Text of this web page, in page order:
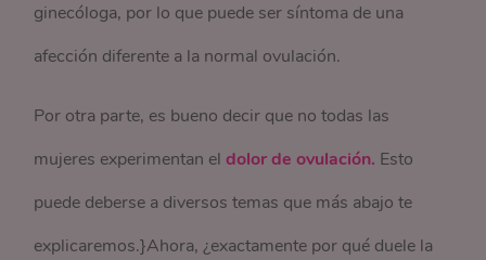
ginecóloga, por lo que puede ser síntoma de una
afección diferente a la normal ovulación.
Por otra parte, es bueno decir que no todas las
mujeres experimentan eldolor de ovulación. Esto
puede deberse a diversos temas que más abajo te
explicaremos.}Ahora, ¿exactamente por qué duele la